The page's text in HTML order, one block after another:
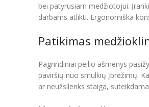
bei patyrusiam medžiotojui.
darbams atlikti. Ergonomiška
Patikimas
Pagrindiniai peilio ašmenys
paviršių nuo smulkių įbrėžimų.
ar neužsilenks staiga,